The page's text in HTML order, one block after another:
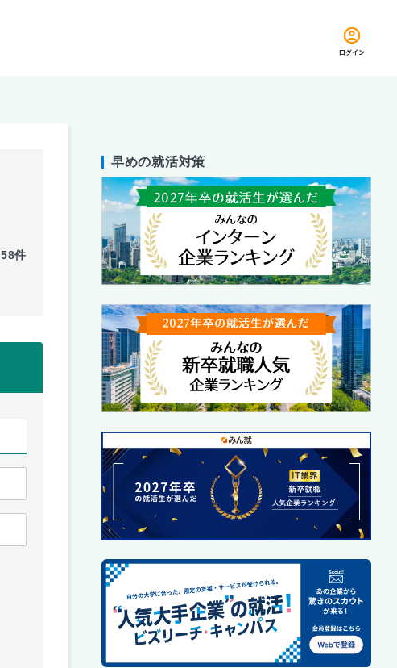
ログイン
58件
早めの就活対策